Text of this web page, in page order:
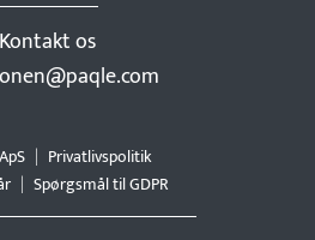
Kontakt os
Privatlivspolitik
Spørgsmål til GDPR